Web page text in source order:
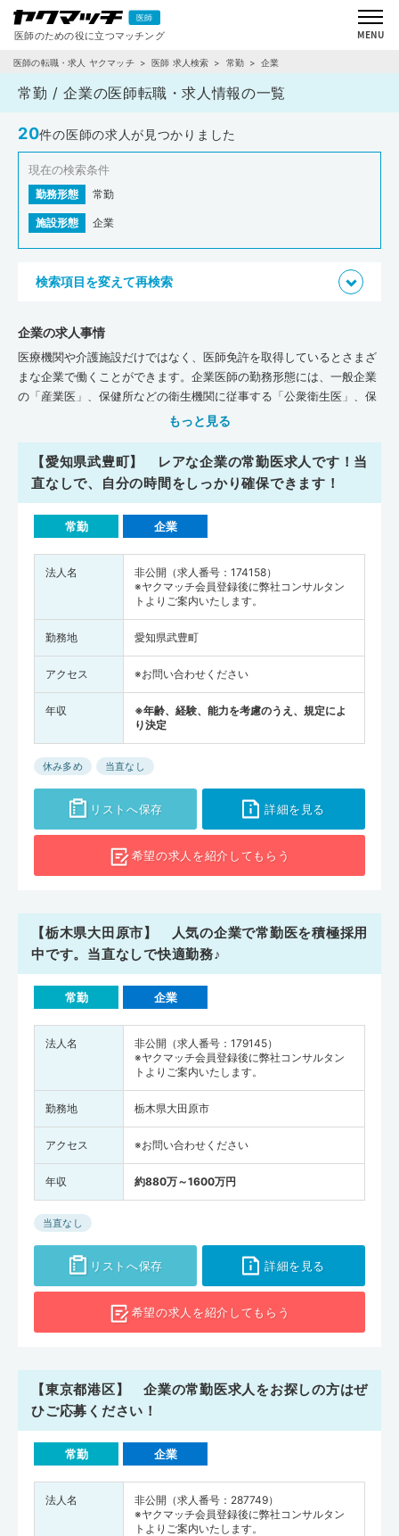
医師の転職・求人 ヤクマッチ 医師 求人検索 常勤 企業
常勤 / 企業の医師転職・求人情報の一覧
20件の医師の求人が見つかりました
現在の検索条件
勤務形態 常勤
施設形態 企業
検索項目を変えて再検索
企業の求人事情
医療機関や介護施設だけではなく、医師免許を取得しているとさまざ
まな企業で働くことができます。企業医師の勤務形態には、一般企業
の「産業医」、保健所などの衛生機関に従事する「公衆衛生医」、保
険会社の「査定医」、製薬会社に勤務する「メディカルドクター」が
神衛生上の相談にのったりすることが仕事です。近年では、うつ病な
どの精神疾患が社会問題にもなっており、産業医の需要が増えていま
す。公衆衛生医は自治体の保健所に従事し、講演会や研修活動などを
通じて地域の衛生や健康・生活安全の推進・啓蒙活動をおこなう役割
を担っています。査定医は、保険加入を希望する方の健康診断をおこ
なって、保険加入の是非を判断することが主な仕事です。産業医・公
衆衛生医・査定の平均年収は、1,000～1,200万円が相場です。一方
で、メディカルドクターは、新薬に関わる臨床試験や安全性のデータ
め、医師の平均年収も1,500～2,000万円と高額になる傾向です。日本
ると言われています。特に、製薬会社では新薬をはじめとする研究・
開発活動に関われる機会が多いことから、若手・中堅医師の方に人気
の分野となっています。企業に勤務する医師は、一般のサラリーマン
と同じ扱いになるので、就業形態は週5日、8時間勤務（1時間休憩）
ないので、仕事と家庭のバランスをとりながら働きやすいでしょう。
企業の求人は、全国各地に点在しています。ただし、企業の求人は医
療機関・介護施設よりも少ないです。そのため、自分の希望条件に合
った求人情報があった際にはできるだけ早く相談・応募してみると良
いでしょう。臨床業務以外で医師としての知識や経験を活かしたい方
は、ぜひ企業の求人をチェックしてみてはいかがでしょうか。
もっと見る
【愛知県武豊町】 レアな企業の常勤医求人です！当
直なしで、自分の時間をしっかり確保できます！
常勤 企業
法人名
非公開（求人番号：174158）
※ヤクマッチ会員登録後に弊社コンサルタン
トよりご案内いたします。
勤務地 愛知県武豊町
アクセス ※お問い合わせください
年収
※年齢、経験、能力を考慮のうえ、規定によ
り決定
休み多め 当直なし
リストへ保存 詳細を見る
希望の求人を紹介してもらう
【栃木県大田原市】 人気の企業で常勤医を積極採用
中です。当直なしで快適勤務♪
常勤 企業
法人名
非公開（求人番号：179145）
※ヤクマッチ会員登録後に弊社コンサルタン
トよりご案内いたします。
勤務地 栃木県大田原市
アクセス ※お問い合わせください
年収 約880万～1600万円
当直なし
リストへ保存 詳細を見る
希望の求人を紹介してもらう
【東京都港区】 企業の常勤医求人をお探しの方はぜ
ひご応募ください！
常勤 企業
法人名
非公開（求人番号：287749）
※ヤクマッチ会員登録後に弊社コンサルタン
トよりご案内いたします。